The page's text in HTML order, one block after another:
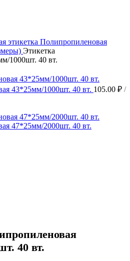
этикетка Полипропиленовая
Этикетка
1000шт. 40 вт.
43*25мм/1000шт. 40 вт. 105.00 ₽ /
47*25мм/2000шт. 40 вт.
40 вт.